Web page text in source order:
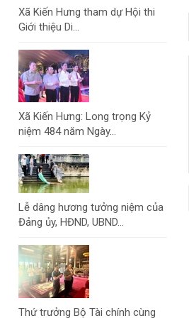
Xã Kiến Hưng tham dự Hội thi
Giới thiệu Di...
Xã Kiến Hưng: Long trọng Kỷ
niệm 484 năm Ngày...
Lễ dâng hương tưởng niệm của
Đảng ủy, HĐND, UBND...
Thứ trưởng Bộ Tài chính cùng